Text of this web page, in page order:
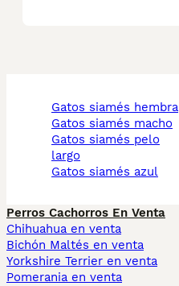
gatos siamés hembra
gatos siamés macho
gatos siamés pelo
largo
gatos siamés azul
Perros Cachorros En Venta
Chihuahua en venta
Bichón Maltés en venta
Yorkshire Terrier en venta
Pomerania en venta